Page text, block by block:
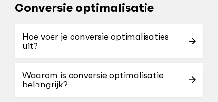
Conversie optimalisatie
Hoe voer je conversie optimalisaties
uit?
Waarom is conversie optimalisatie
belangrijk?